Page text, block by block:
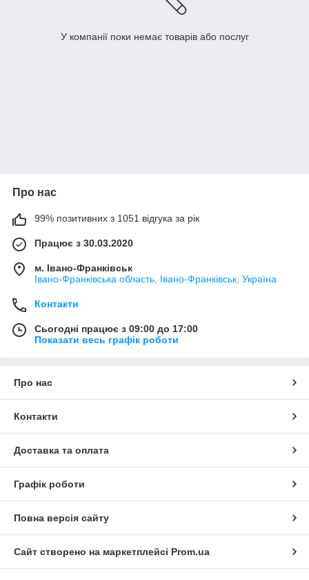
У компанії поки немає товарів або послуг
Про нас
99% позитивних з 1051 відгука за рік
Працює з 30.03.2020
м. Івано-Франківськ
Івано-Франківська область, Івано-Франківськ, Україна
Контакти
Сьогодні працює з 09:00 до 17:00
Показати весь графік роботи
Про нас
Контакти
Доставка та оплата
Графік роботи
Повна версія сайту
Сайт створено на маркетплейсі Prom.ua